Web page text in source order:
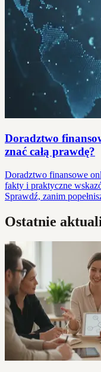
Doradztwo
znać całą prawdę?
Doradztwo finansowe
fakty i praktyczne
Sprawdź, zanim
Ostatnie